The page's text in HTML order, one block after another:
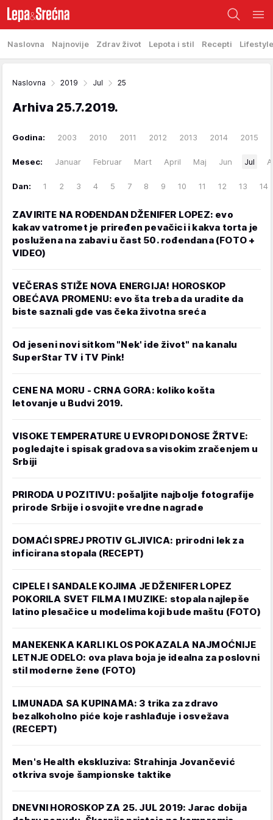
Naslovna Najnovije Zdrav život Lepota i stil Recepti Lifestyle
Naslovna 2019 Jul 25
Arhiva 25.7.2019.
Godina: 2003 2010 2011 2012 2013 2014 2015
Mesec: Januar Februar Mart April Maj Jun Jul
Dan: 1 2 3 4 5 7 8 9 10 11 12 13 14
ZAVIRITE NA ROĐENDAN DŽENIFER LOPEZ: evo
kakav vatromet je priređen pevačici i kakva torta je
poslužena na zabavi u čast 50. rođendana (FOTO +
VIDEO)
VEČERAS STIŽE NOVA ENERGIJA! HOROSKOP
OBEĆAVA PROMENU: evo šta treba da uradite da
biste saznali gde vas čeka životna sreća
Od jeseni novi sitkom "Nek' ide život" na kanalu
SuperStar TV i TV Pink!
CENE NA MORU - CRNA GORA: koliko košta
letovanje u Budvi 2019.
VISOKE TEMPERATURE U EVROPI DONOSE ŽRTVE:
pogledajte i spisak gradova sa visokim zračenjem u
Srbiji
PRIRODA U POZITIVU: pošaljite najbolje fotografije
prirode Srbije i osvojite vredne nagrade
DOMAĆI SPREJ PROTIV GLJIVICA: prirodni lek za
inficirana stopala (RECEPT)
CIPELE I SANDALE KOJIMA JE DŽENIFER LOPEZ
POKORILA SVET FILMA I MUZIKE: stopala najlepše
latino plesačice u modelima koji bude maštu (FOTO)
MANEKENKA KARLI KLOS POKAZALA NAJMOĆNIJE
LETNJE ODELO: ova plava boja je idealna za poslovni
stil moderne žene (FOTO)
LIMUNADA SA KUPINAMA: 3 trika za zdravo
bezalkoholno piće koje rashlađuje i osvežava
(RECEPT)
Men's Health ekskluziva: Strahinja Jovančević
otkriva svoje šampionske taktike
DNEVNI HOROSKOP ZA 25. JUL 2019: Jarac dobija